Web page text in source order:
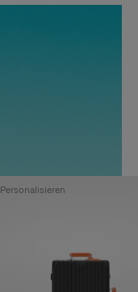
Personalisieren